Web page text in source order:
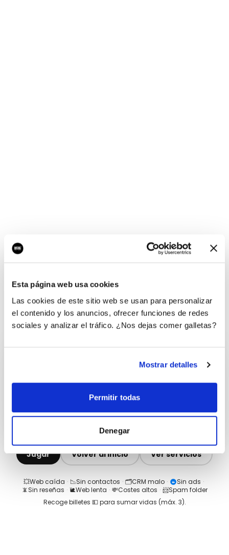
Esta página web usa cookies
Las cookies de este sitio web se usan para personalizar
el contenido y los anuncios, ofrecer funciones de redes
sociales y analizar el tráfico. ¿Nos dejas comer galletas?
Mostrar detalles
Permitir todas
Denegar
¡Ups, no hay nada por
aquí!
¿Quieres jugar al juego del empresario?
Jugar Volver al inicio Ver servicios
💥Web caída · 📉Sin contactos · 🗂️CRM malo · Sin ads ·
📵Sin reseñas · 🐌Web lenta · 💸Costes altos · 📨Spam folder
Recoge billetes 💵 para sumar vidas (máx. 3).